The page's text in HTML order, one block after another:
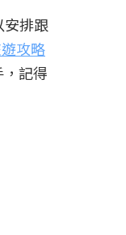
安排跟
攻略
記得